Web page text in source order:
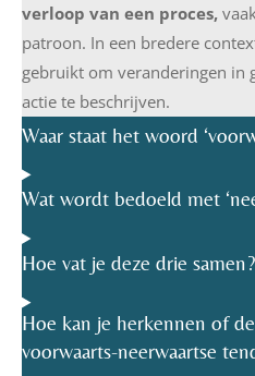
verloop van een proces,
patroon. In een bredere
gebruikt om veranderingen in
actie te beschrijven.
Waar staat het woord
Wat wordt bedoeld met
Hoe vat je deze drie samen?
Hoe kan je herkennen of
voorwaarts-neerwaartse